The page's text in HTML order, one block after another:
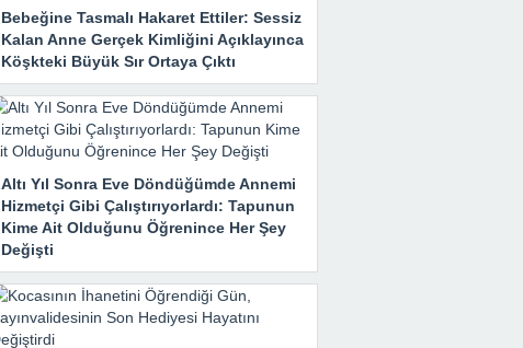
Bebeğine Tasmalı Hakaret Ettiler: Sessiz
Kalan Anne Gerçek Kimliğini Açıklayınca
Köşkteki Büyük Sır Ortaya Çıktı
Altı Yıl Sonra Eve Döndüğümde Annemi
Hizmetçi Gibi Çalıştırıyorlardı: Tapunun
Kime Ait Olduğunu Öğrenince Her Şey
Değişti